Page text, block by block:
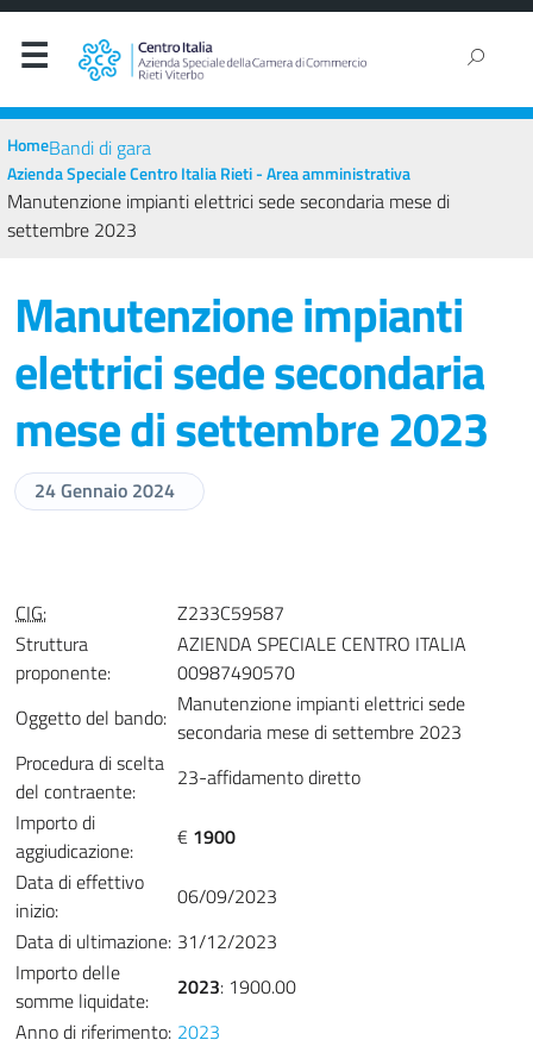
HomeBandi di gara
Azienda Speciale Centro Italia Rieti - Area amministrativa
Manutenzione impianti elettrici sede secondaria mese di
settembre 2023
Manutenzione impianti
elettrici sede secondaria
mese di settembre 2023
24 Gennaio 2024
CIG:
Z233C59587
Struttura
proponente:
AZIENDA SPECIALE CENTRO ITALIA
00987490570
Oggetto del bando: Manutenzione impianti elettrici sede
secondaria mese di settembre 2023
Procedura di scelta
del contraente:
23-affidamento diretto
Importo di
aggiudicazione:
€ 1900
Data di effettivo
inizio:
06/09/2023
Data di ultimazione: 31/12/2023
Importo delle
somme liquidate:
2023: 1900.00
Anno di riferimento: 2023